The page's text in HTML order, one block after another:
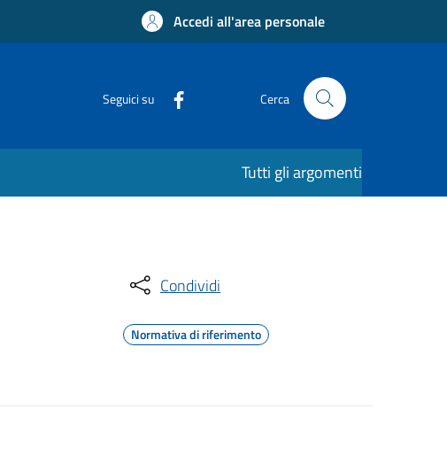
Accedi all'area personale
Seguici su Cerca
Tutti gli argomenti
Condividi
Normativa di riferimento